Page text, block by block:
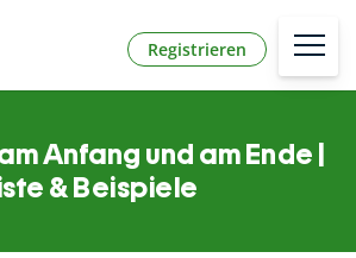
Registrieren
Anfang und am Ende |
& Beispiele